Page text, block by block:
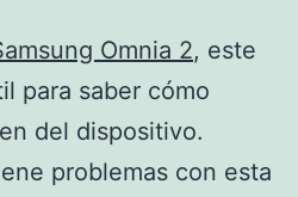
Omnia 2, este
para saber cómo
del dispositivo.
problemas con esta